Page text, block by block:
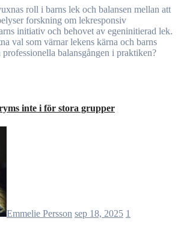
forskning om lekresponsiv
initiativ och behovet av egeninitierad lek.
val som värnar lekens kärna och barns
balansgången i praktiken?
inte i för stora grupper
Emmelie Persson sep 18, 2025 1